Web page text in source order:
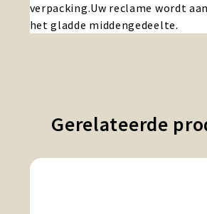
verpacking.Uw reclame wordt
het gladde middengedeelte.
Gerelateerde